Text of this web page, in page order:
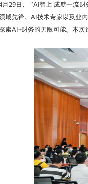
月29日，“AI智上 成就一流财
域先锋、AI技术专家以及业
索AI+财务的无限可能。本次